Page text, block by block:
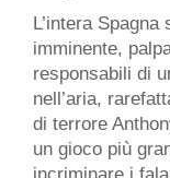
L’intera
imminente,
responsabili di
nell’aria,
di terrore
un gioco più